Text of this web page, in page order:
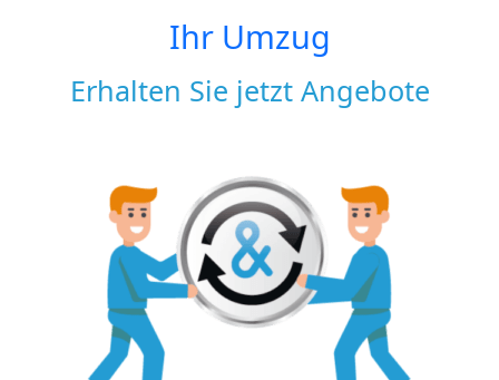
Ihr Umzug
Erhalten Sie jetzt Angebote